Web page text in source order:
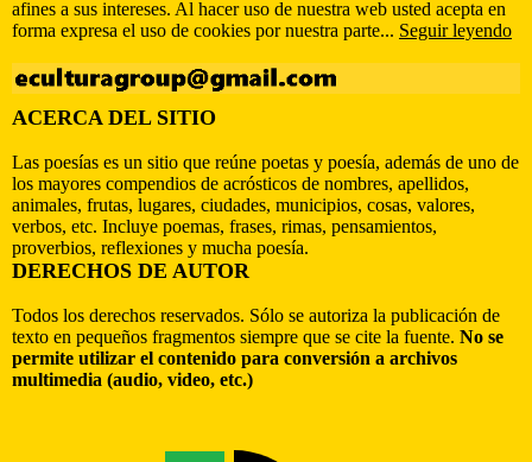
afines a sus intereses. Al hacer uso de nuestra web usted acepta en
forma expresa el uso de cookies por nuestra parte... Seguir leyendo
ACERCA DEL SITIO
Las poesías es un sitio que reúne poetas y poesía, además de uno de
los mayores compendios de acrósticos de nombres, apellidos,
animales, frutas, lugares, ciudades, municipios, cosas, valores,
verbos, etc. Incluye poemas, frases, rimas, pensamientos,
proverbios, reflexiones y mucha poesía.
DERECHOS DE AUTOR
Todos los derechos reservados. Sólo se autoriza la publicación de
texto en pequeños fragmentos siempre que se cite la fuente. No se
permite utilizar el contenido para conversión a archivos
multimedia (audio, video, etc.)